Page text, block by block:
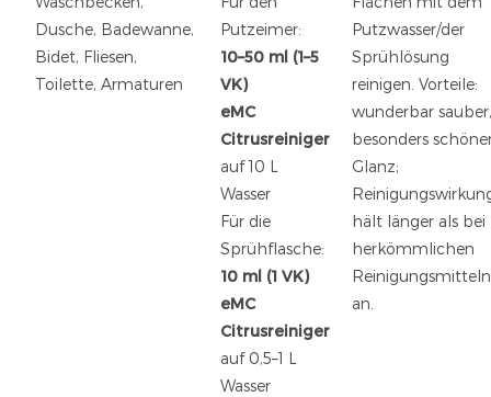
Dusche, Badewanne,
Bidet, Fliesen,
Toilette, Armaturen
Putzeimer:
10–50 ml (1–5
VK)
eMC
Citrusreiniger
auf 10 L
Wasser
Für die
Sprühflasche:
10 ml (1 VK)
eMC
Citrusreiniger
auf 0,5–1 L
Wasser
Putzwasser/der
Sprühlösung
reinigen. Vorteile:
wunderbar
besonders
Glanz;
hält länger als bei
herkömmlichen
Reinigungsmitteln
an.